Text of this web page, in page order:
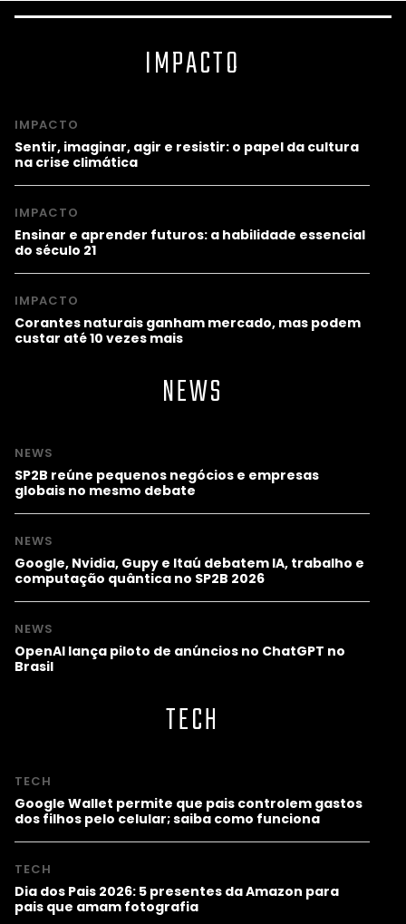
IMPACTO
IMPACTO
Sentir, imaginar, agir e resistir: o papel da cultura
na crise climática
IMPACTO
Ensinar e aprender futuros: a habilidade essencial
do século 21
IMPACTO
Corantes naturais ganham mercado, mas podem
custar até 10 vezes mais
NEWS
NEWS
SP2B reúne pequenos negócios e empresas
globais no mesmo debate
NEWS
Google, Nvidia, Gupy e Itaú debatem IA, trabalho e
computação quântica no SP2B 2026
NEWS
OpenAI lança piloto de anúncios no ChatGPT no
Brasil
TECH
TECH
Google Wallet permite que pais controlem gastos
dos filhos pelo celular; saiba como funciona
TECH
Dia dos Pais 2026: 5 presentes da Amazon para
pais que amam fotografia